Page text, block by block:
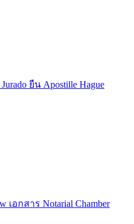
ยืน Apostille Hague
เอกสาร Notarial Chamber